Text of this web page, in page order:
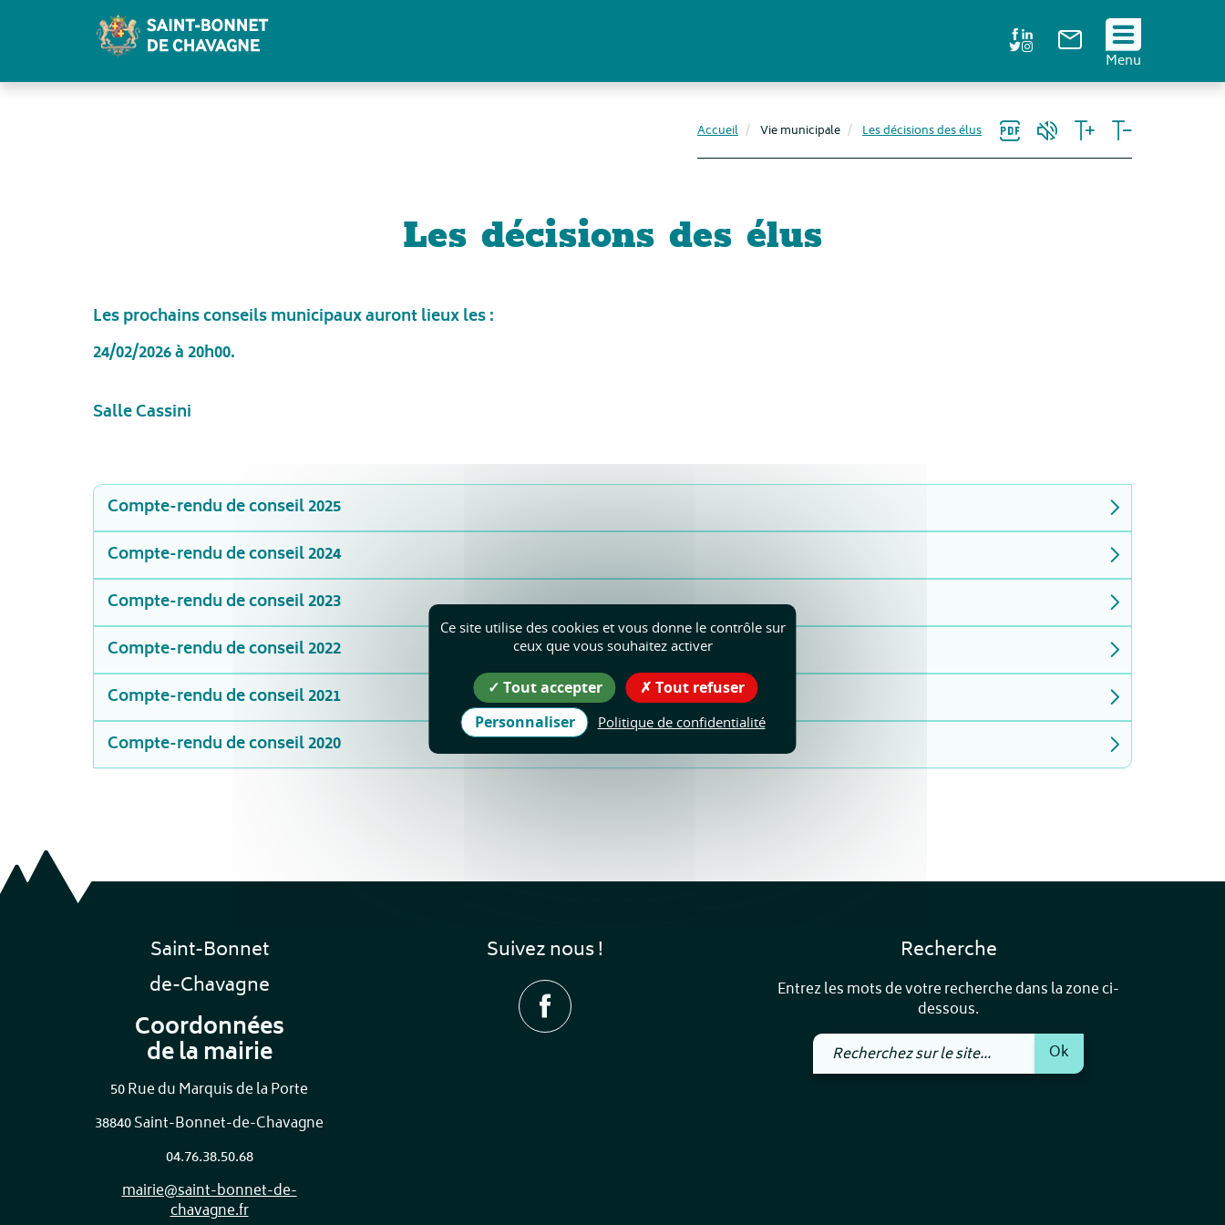
Suivez
!
Menu
Accueil Vie municipale Les décisions des élus
Les décisions des élus
Les prochains conseils municipaux auront lieux les :
24/02/2026 à 20h00.
Salle Cassini
Compte-rendu de conseil 2025
Compte-rendu de conseil 2024
Compte-rendu de conseil 2023
Compte-rendu de conseil 2022
Compte-rendu de conseil 2021
Compte-rendu de conseil 2020
Saint-Bonnet
de-Chavagne
Coordonnées
de la mairie
50 Rue du Marquis de la Porte
38840 Saint-Bonnet-de-Chavagne
04.76.38.50.68
mairie@saint-bonnet-de-
chavagne.fr
Suivez nous ! Recherche
Entrez les mots de votre recherche dans la zone ci-
dessous.
Recherchez
sur
Ok
Panneau de gestion des cookies
Ce site utilise des cookies et vous donne le contrôle sur
ceux que vous souhaitez activer
Tout accepter
Tout refuser
Personnaliser
Politique de confidentialité